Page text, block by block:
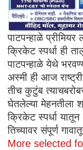
पाटपन्हाळे
क्रिकेट स्पर्धा ही
पाटपन्हाळे येथे
अस्मी ही आज
तीच कुटुंब
घेतलेल्या मेहनतीला
क्रिकेट स्पर्धा
तिच्यावर संपूर्ण
More selected